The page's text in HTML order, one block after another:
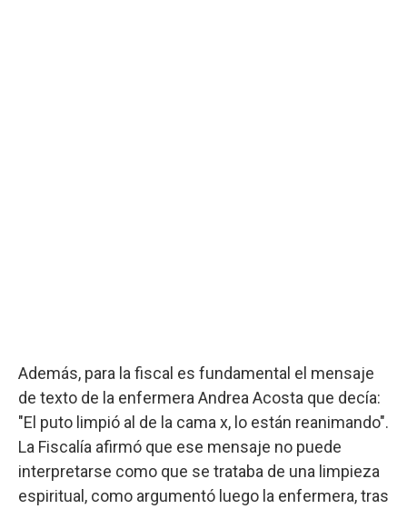
Además, para la fiscal es fundamental el mensaje
de texto de la enfermera Andrea Acosta que decía:
"El puto limpió al de la cama x, lo están reanimando".
La Fiscalía afirmó que ese mensaje no puede
interpretarse como que se trataba de una limpieza
espiritual, como argumentó luego la enfermera, tras